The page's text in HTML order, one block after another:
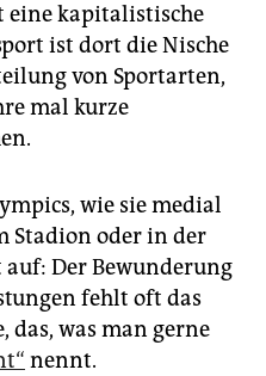
eine kapitalistische
ist dort die Nische
von Sportarten,
mal kurze
wie sie medial
Stadion oder in der
Der Bewunderung
fehlt oft das
das, was man gerne
nennt.